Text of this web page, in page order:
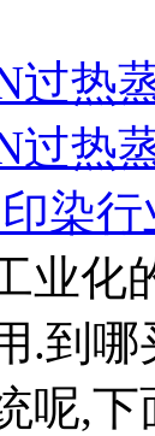
过热
过热
染行
业化
.到哪
呢,下